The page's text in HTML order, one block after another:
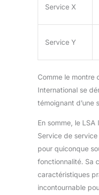
Service X
Service Y
Comme le montre
International se
témoignant d’une
En somme, le
Service de
pour quiconque
fonctionnalité. Sa
caractéristiques
incontournable